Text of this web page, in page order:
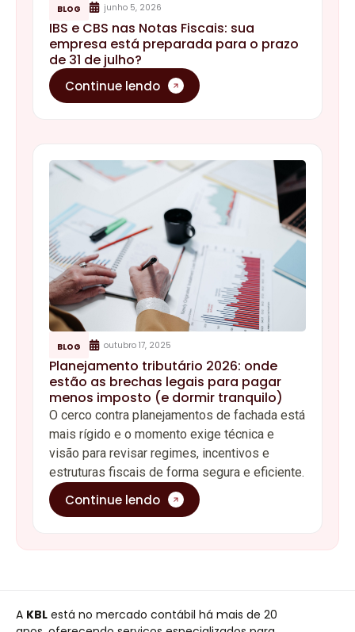
BLOG junho 5, 2026
IBS e CBS nas Notas Fiscais: sua
empresa está preparada para o prazo
de 31 de julho?
Continue lendo
BLOG outubro 17, 2025
Planejamento tributário 2026: onde
estão as brechas legais para pagar
menos imposto (e dormir tranquilo)
O cerco contra planejamentos de fachada está
mais rígido e o momento exige técnica e
visão para revisar regimes, incentivos e
estruturas fiscais de forma segura e eficiente.
Continue lendo
A KBL está no mercado contábil há mais de 20